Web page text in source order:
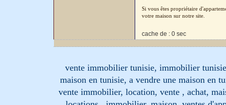
Si vous êtes propriétaire
votre maison sur notre site.
cache de : 0 sec
vente immobilier tunisie, immobilier
maison en tunisie, a vendre une maison en
vente immobilier, location, vente , achat,